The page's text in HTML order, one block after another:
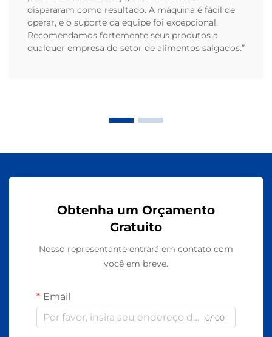
dispararam como resultado. A máquina é fácil de
operar, e o suporte da equipe foi excepcional.
Recomendamos fortemente seus produtos a
qualquer empresa do setor de alimentos salgados.”
Obtenha um Orçamento
Gratuito
Nosso representante entrará em contato com
você em breve.
Email
0/100